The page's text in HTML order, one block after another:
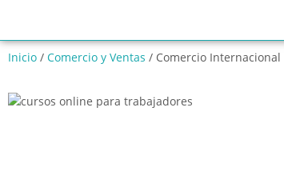
Inicio / Comercio y Ventas / Comercio Internacional